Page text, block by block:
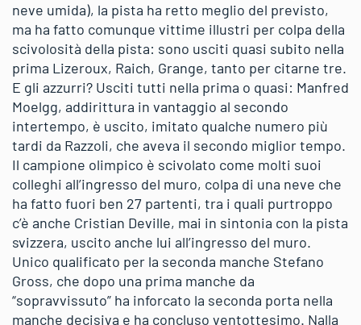
neve umida), la pista ha retto meglio del previsto,
ma ha fatto comunque vittime illustri per colpa della
scivolosità della pista: sono usciti quasi subito nella
prima Lizeroux, Raich, Grange, tanto per citarne tre.
E gli azzurri? Usciti tutti nella prima o quasi: Manfred
Moelgg, addirittura in vantaggio al secondo
intertempo, è uscito, imitato qualche numero più
tardi da Razzoli, che aveva il secondo miglior tempo.
Il campione olimpico è scivolato come molti suoi
colleghi all’ingresso del muro, colpa di una neve che
ha fatto fuori ben 27 partenti, tra i quali purtroppo
c’è anche Cristian Deville, mai in sintonia con la pista
svizzera, uscito anche lui all’ingresso del muro.
Unico qualificato per la seconda manche Stefano
Gross, che dopo una prima manche da
“sopravvissuto” ha inforcato la seconda porta nella
manche decisiva e ha concluso ventottesimo. Nalla